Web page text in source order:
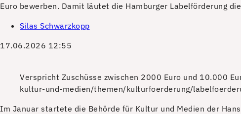
Euro bewerben. Damit läutet die Hamburger Labelförderung
Silas Schwarzkopp
17.06.2026 12:55
Verspricht Zuschüsse zwischen 2000 Euro und 10.000
kultur-und-medien/themen/kulturfoerderung/
Im Januar startete die Behörde für Kultur und Medien der